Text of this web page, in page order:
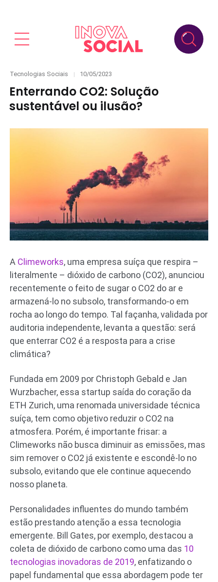
Categories
Tecnologias Sociais
Posted
10/05/2023
Enterrando CO2: Solução
sustentável ou ilusão?
A Climeworks, uma empresa suíça que respira –
literalmente – dióxido de carbono (CO2), anunciou
recentemente o feito de sugar o CO2 do ar e
armazená-lo no subsolo, transformando-o em
rocha ao longo do tempo. Tal façanha, validada por
auditoria independente, levanta a questão: será
que enterrar CO2 é a resposta para a crise
climática?
Fundada em 2009 por Christoph Gebald e Jan
Wurzbacher, essa startup saída do coração da
ETH Zurich, uma renomada universidade técnica
suíça, tem como objetivo reduzir o CO2 na
atmosfera. Porém, é importante frisar: a
Climeworks não busca diminuir as emissões, mas
sim remover o CO2 já existente e escondê-lo no
subsolo, evitando que ele continue aquecendo
nosso planeta.
Personalidades influentes do mundo também
estão prestando atenção a essa tecnologia
emergente. Bill Gates, por exemplo, destacou a
coleta de dióxido de carbono como uma das 10
tecnologias inovadoras de 2019, enfatizando o
papel fundamental que essa abordagem pode ter